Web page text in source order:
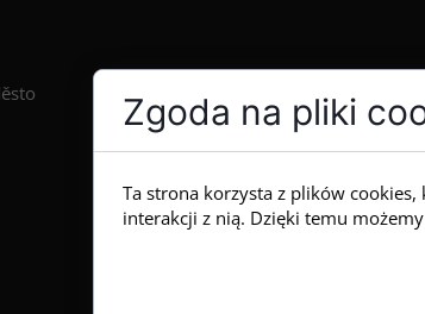
Zgoda na pliki
Ta strona korzysta z plików
interakcji z nią. Dzięki temu